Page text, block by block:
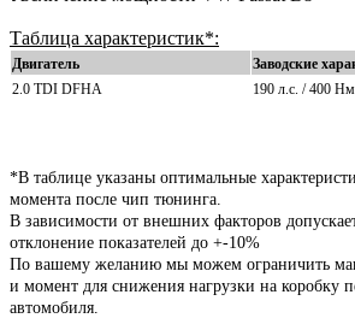
Таблица характеристик*:
Двигатель
Заводские
2.0 TDI DFHA
190 л.с. / 400 Нм.
*В таблице указаны оптимальные
момента после чип тюнинга.
В зависимости от внешних факторов
отклонение показателей до +-10%
По вашему желанию мы можем ограничить
и момент для снижения нагрузки на коробку
автомобиля.